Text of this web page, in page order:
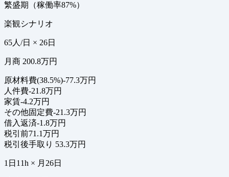
繁盛期（稼働率87%）
楽観シナリオ
65人/日 × 26日
月商 200.8万円
原材料費(38.5%)-77.3万円
人件費-21.8万円
家賃-4.2万円
その他固定費-21.3万円
借入返済-1.8万円
税引前71.1万円
税引後手取り 53.3万円
1日11h × 月26日